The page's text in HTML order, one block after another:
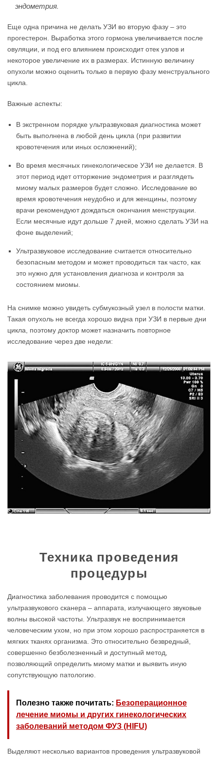
эндометрия.
Еще одна причина не делать УЗИ во вторую фазу – это
прогестерон. Выработка этого гормона увеличивается после
овуляции, и под его влиянием происходит отек узлов и
некоторое увеличение их в размерах. Истинную величину
опухоли можно оценить только в первую фазу менструального
цикла.
Важные аспекты:
В экстренном порядке ультразвуковая диагностика может
быть выполнена в любой день цикла (при развитии
кровотечения или иных осложнений);
Во время месячных гинекологическое УЗИ не делается. В
этот период идет отторжение эндометрия и разглядеть
миому малых размеров будет сложно. Исследование во
время кровотечения неудобно и для женщины, поэтому
врачи рекомендуют дождаться окончания менструации.
Если месячные идут дольше 7 дней, можно сделать УЗИ на
фоне выделений;
Ультразвуковое исследование считается относительно
безопасным методом и может проводиться так часто, как
это нужно для установления диагноза и контроля за
состоянием миомы.
На снимке можно увидеть субмукозный узел в полости матки.
Такая опухоль не всегда хорошо видна при УЗИ в первые дни
цикла, поэтому доктор может назначить повторное
исследование через две недели:
Техника проведения
процедуры
Диагностика заболевания проводится с помощью
ультразвукового сканера – аппарата, излучающего звуковые
волны высокой частоты. Ультразвук не воспринимается
человеческим ухом, но при этом хорошо распространяется в
мягких тканях организма. Это относительно безвредный,
совершенно безболезненный и доступный метод,
позволяющий определить миому матки и выявить иную
сопутствующую патологию.
Полезно также почитать: Безоперационное
лечение миомы и других гинекологических
заболеваний методом ФУЗ (HIFU)
Выделяют несколько вариантов проведения ультразвуковой